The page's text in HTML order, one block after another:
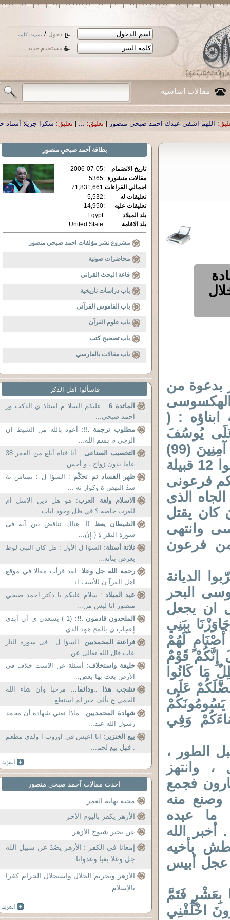
دخول / نسيت كلمة
مستخدم جديد
مقالات اساسية
صبحي منصور تعليق: ...
| تعليق: شكرا جزيلا أستاذ حمد الحمد .أكرمكم الله .
بدعوة من
الهكسوسى
: (
دَخَلُوا عَلَى يُوسُفَ
آوَى إِلَيْهِ أَبَوَيْهِ وَقَالَ ادْخُلُوا مِصْرَ إِنْ شَاءَ اللَّهُ آمِنِينَ (99)
يوسف ) . تناسل ابناء يعقوب إسرائيل واصبحوا 12 قبيلة
فرعونى
الذى
كان يقتل
وانتهى
فرعون
الديانة
البحر
ان يجعل
بِبَنِي
لَهُمْ
إِنَّكُمْ قَوْمٌ
مَا كَانُوا
فَضَّلَكُمْ عَلَى
يَسُومُونَكُمْ
وَفِي
الطور ،
وانتهز
فجمع
وصنع منه
ما عبده
أخبر الله
بأخيه
عجل أبيس
بِعَشْرٍ فَتَمَّ
اخْلُفْنِي
بطاقة آحمد صبحي منصور
تاريخ الانضمام :
2006-07-05
مقالات منشورة :
5365
اجمالي القراءات:
71,831,661
تعليقات له
:
5,532
تعليقات عليه
:
14,950
بلد الميلاد
:
Egypt
بلد الاقامة
:
United State
مشروع نشر مؤلفات احمد صبحي منصور
محاضرات صوتية
قاعة البحث القراني
باب دراسات تاريخية
باب القاموس القرآنى
باب علوم القرآن
باب تصحيح كتب
باب مقالات بالفارسي
فاسألوا اهل الذكر
المائدة 6
: عليكم السلا م استاذ ي الدكت ور
احمد صبحي...
مطلوب ترجمة .!!: أعوذ بالله من الشيط ان
الرجي م بسم الله...
التخصيب الصناعى
: أنا فتاة أبلغ من العمر 38
عاما بدون زواج ، و أحس...
ظهر الفساد ثم تحكّم : السؤا ل : بمناس بة
سدّ النهض ة وكوار ثه ...
الاسلام ولغة العرب: هو هل دين الاسل ام
للعرب خاصة ؟ في ظل وجود ايات...
الشيطان يعظ !!: هناك تناقض بين آية فى
سورة البقر ة ( إِنَّ...
ثلاثة أسئلة: السؤا ل الأول : هل كان النبى لوط
يعرض بناته...
رحمه الله جل وعلا: لقد قرأت مقالا في موقع
اهل القرآ ن للأست اذ ...
عيد الميلاد : سلام عليکم يا دکتر احمد صبحي
منصور انا ليس من...
الملحدون قادمون .!!
: (1 ) يسعدن ي أن أبدي
إعجاب ي بالمج هود الذي...
فراعنة المحمديين: السؤا ل : فى سورة الناز
عات قال الله تعالى عن...
خليفة واستخلاف: أسئلة عن الاست خلاف فى
الأرض بعث بها بعض...
نشجب هذا ..ودائما..: مرحبا وان شاء الله
الجمي ع بألف خير لم استطع...
شهادة المحمديين : ماذا تعني شهادة أن محمد
رسول الله عند...
بيع الخنزير : انا اعيش في اوروب ا ولدي مطعم
. فهل بيع لحم...
احدث مقالات آحمد صبحي منصور
محنة نهاية العمر
الأزهر يكفر باليوم الآخر
عن تجبر شيوخ الأزهر
إمعانا في الكفر : الأزهر يصُدّ عن سبيل الله
جل وعلا بغيا وعدوانا
الأزهر وتحريم الحلال واستحلال الحرام كفرا
بالإسلام